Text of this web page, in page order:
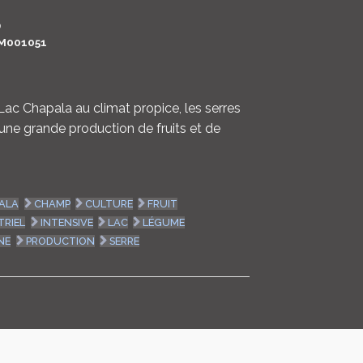
Chapala au climat propice, les serres
grande production de fruits et de
CHAMP CULTURE
FRUIT
INTENSIVE LAC
LÉGUME
PRODUCTION SERRE